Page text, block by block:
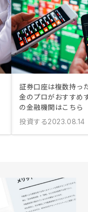
証券口座は複数持っ
金のプロがおすすめ
の金融機関はこちら
投資する2023.08.14